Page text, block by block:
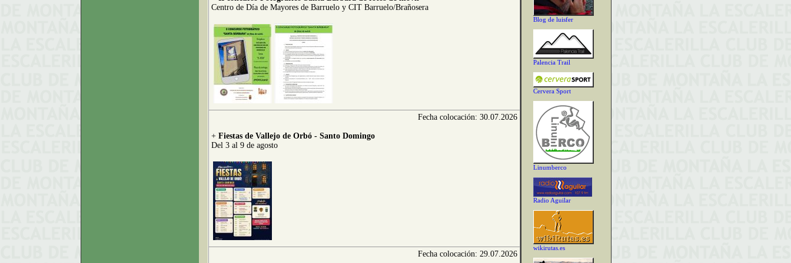
Centro de Día de Mayores de Barruelo y CIT Barruelo/Brañosera
Fecha colocación: 30.07.2026
+ Fiestas de Vallejo de Orbó - Santo Domingo
Del 3 al 9 de agosto
Fecha colocación: 29.07.2026
Blog de luisfer
Palencia Trail
Cervera Sport
Linumberco
Radio Aguilar
wikirutas.es